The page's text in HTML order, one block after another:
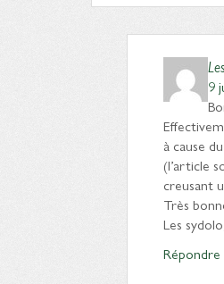
9
à cause
(l’article
creusant
Très
Les
Répondre